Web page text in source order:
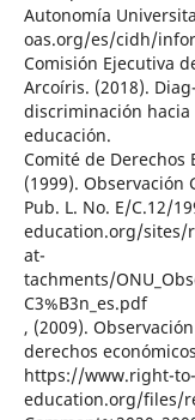
Autonomía
oas.org/es/cidh/
Comisión Ejecutiva
Arcoíris. (2018).
discriminación hacia
educación.
Comité de Derechos
(1999). Observación
Pub. L. No. E/C.12/
education.org/sites/
at-
tachments/
C3%B3n_es.pdf
, (2009).
derechos
https://www.right-
education.org/files/